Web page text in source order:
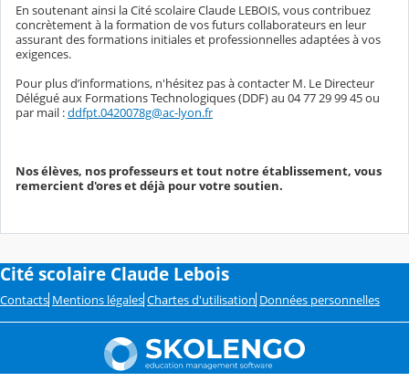
En soutenant ainsi la Cité scolaire Claude LEBOIS, vous contribuez
concrètement à la formation de vos futurs collaborateurs en leur
assurant des formations initiales et professionnelles adaptées à vos
exigences.
Pour plus d’informations, n'hésitez pas à contacter M. Le Directeur
Délégué aux Formations Technologiques (DDF) au 04 77 29 99 45 ou
par mail :ddfpt.0420078g@ac-lyon.fr
Nos élèves, nos professeurs et tout notre établissement, vous
remercient d'ores et déjà pour votre soutien.
Cité scolaire Claude Lebois
Contacts Mentions légales Chartes d'utilisation Données personnelles